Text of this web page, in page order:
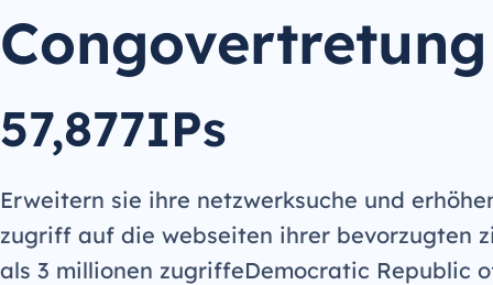
Congovertretung
57,877IPs
Erweitern sie ihre netzwerksuche und
zugriff auf die webseiten ihrer bevorzugten
als 3 millionen zugriffeDemocratic Republic